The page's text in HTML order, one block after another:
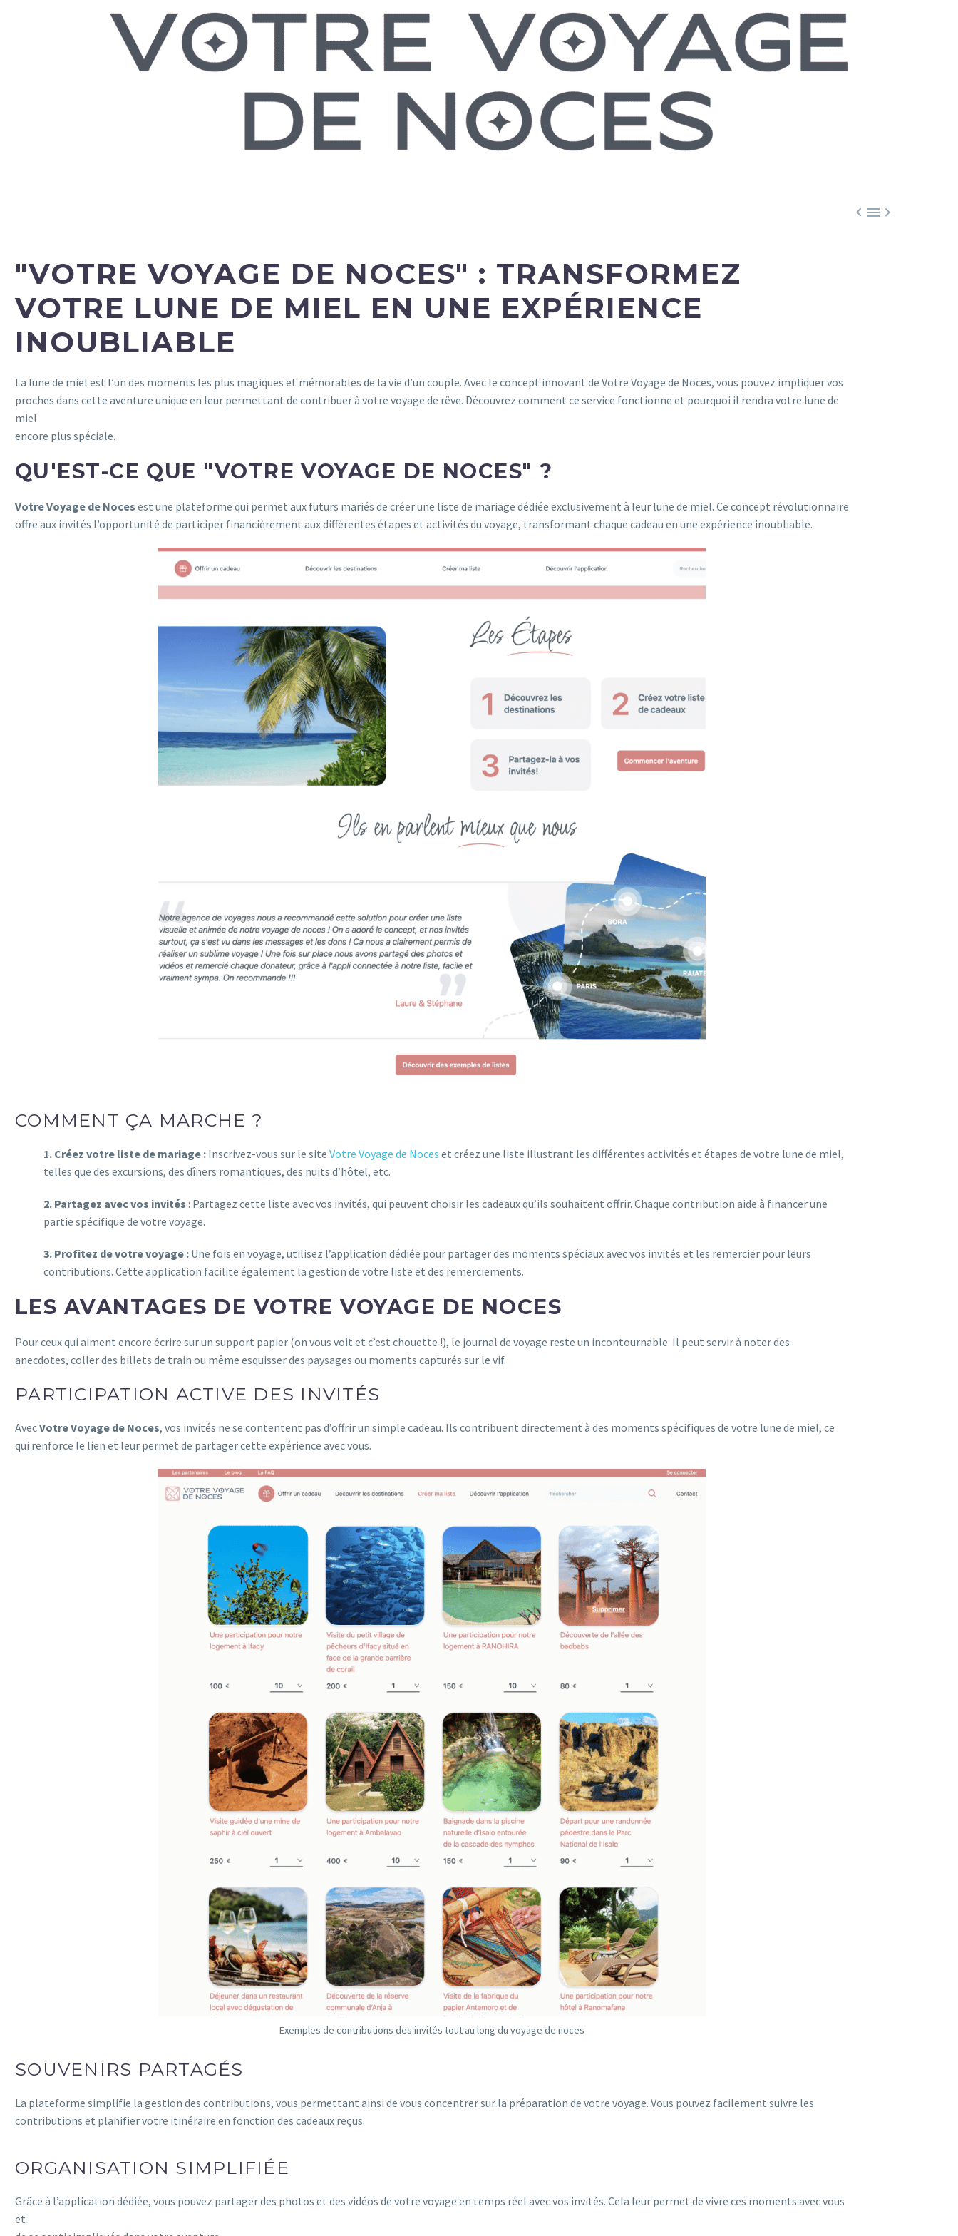

"VOTRE VOYAGE DE NOCES" : TRANSFORMEZ
VOTRE LUNE DE MIEL EN UNE EXPÉRIENCE
INOUBLIABLE
La lune de miel est l’un des moments les plus magiques et mémorables de la vie d’un couple. Avec le concept innovant de Votre Voyage de Noces, vous pouvez impliquer vos
proches dans cette aventure unique en leur permettant de contribuer à votre voyage de rêve. Découvrez comment ce service fonctionne et pourquoi il rendra votre lune de
miel
encore plus spéciale.
QU'EST-CE QUE "VOTRE VOYAGE DE NOCES" ?
Votre Voyage de Noces est une plateforme qui permet aux futurs mariés de créer une liste de mariage dédiée exclusivement à leur lune de miel. Ce concept révolutionnaire
offre aux invités l’opportunité de participer financièrement aux différentes étapes et activités du voyage, transformant chaque cadeau en une expérience inoubliable.
COMMENT ÇA MARCHE ?
1. Créez votre liste de mariage : Inscrivez-vous sur le site Votre Voyage de Noces et créez une liste illustrant les différentes activités et étapes de votre lune de miel,
telles que des excursions, des dîners romantiques, des nuits d’hôtel, etc.
2. Partagez avec vos invités : Partagez cette liste avec vos invités, qui peuvent choisir les cadeaux qu’ils souhaitent offrir. Chaque contribution aide à financer une
partie spécifique de votre voyage.
3. Profitez de votre voyage : Une fois en voyage, utilisez l’application dédiée pour partager des moments spéciaux avec vos invités et les remercier pour leurs
contributions. Cette application facilite également la gestion de votre liste et des remerciements.
LES AVANTAGES DE VOTRE VOYAGE DE NOCES
Pour ceux qui aiment encore écrire sur un support papier (on vous voit et c’est chouette !), le journal de voyage reste un incontournable. Il peut servir à noter des
anecdotes, coller des billets de train ou même esquisser des paysages ou moments capturés sur le vif.
PARTICIPATION ACTIVE DES INVITÉS
AvecVotre Voyage de Noces, vos invités ne se contentent pas d’offrir un simple cadeau. Ils contribuent directement à des moments spécifiques de votre lune de miel, ce
qui renforce le lien et leur permet de partager cette expérience avec vous.
Exemples de contributions des invités tout au long du voyage de noces
SOUVENIRS PARTAGÉS
La plateforme simplifie la gestion des contributions, vous permettant ainsi de vous concentrer sur la préparation de votre voyage. Vous pouvez facilement suivre les
contributions et planifier votre itinéraire en fonction des cadeaux reçus.
ORGANISATION SIMPLIFIÉE
Grâce à l’application dédiée, vous pouvez partager des photos et des vidéos de votre voyage en temps réel avec vos invités. Cela leur permet de vivre ces moments avec vous
et